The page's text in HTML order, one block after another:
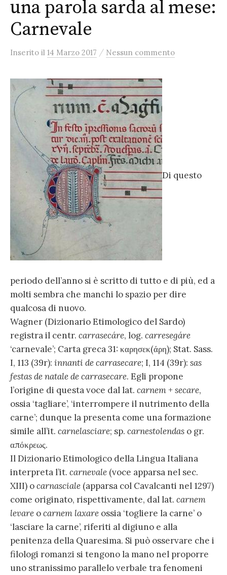
una parola sarda al mese:
Carnevale
Inserito il 14 Marzo 2017 / Nessun commento
Di questo
periodo dell’anno si è scritto di tutto e di più, ed a
molti sembra che manchi lo spazio per dire
qualcosa di nuovo.
Wagner (Dizionario Etimologico del Sardo)
registra il centr. carrasecáre, log. carresegáre
‘carnevale’; Carta greca 31: καρησεκ(άρη); Stat. Sass.
I, 113 (39r): innanti de carrasecare; I, 114 (39r): sas
festas de natale de carrasecare. Egli propone
l’origine di questa voce dal lat. carnem+secare,
ossia ‘tagliare’, ‘interrompere il nutrimento della
carne’; dunque la presenta come una formazione
simile all’it. carnelasciare; sp. carnestolendas o gr.
απόκρεως.
Il Dizionario Etimologico della Lingua Italiana
interpreta l’it. carnevale (voce apparsa nel sec.
XIII) ocarnasciale (apparsa col Cavalcanti nel 1297)
come originato, rispettivamente, dal lat. carnem
levare ocarnem laxare ossia ‘togliere la carne’ o
‘lasciare la carne’, riferiti al digiuno e alla
penitenza della Quaresima. Si può osservare che i
filologi romanzi si tengono la mano nel proporre
uno stranissimo parallelo verbale tra fenomeni